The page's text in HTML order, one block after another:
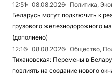
12:51
08.08.2026
Политика,
Беларусь могут подключить к
грузового железнодорожного
(дополнено)
12:16
08.08.2026
Общество,
Тихановская: Перемены в
повлиять на создание нового